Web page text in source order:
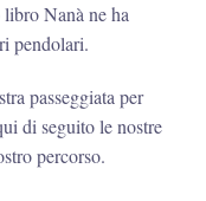
Nanà ne ha
pendolari.
passeggiata per
di seguito le nostre
percorso.